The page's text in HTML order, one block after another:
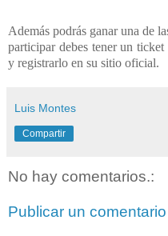
Además podrás ganar una de
participar debes tener un
y registrarlo en su sitio oficial.
Luis Montes
Compartir
No hay comentarios.:
Publicar un comentario